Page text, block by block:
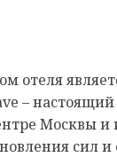
отеля
– настоящий
Москвы и
сил